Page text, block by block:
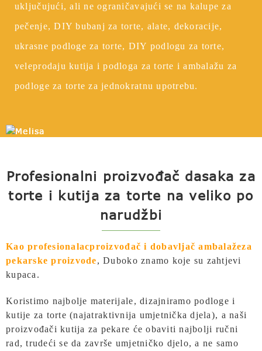
uključujući, ali ne ograničavajući se na kalupe za
pečenje, DIY bubanj za torte, alate, dekoracije,
ukrasne podloge za torte, DIY podlogu za torte,
veleprodaju kutija i podloga za torte i ambalažu za
podloge za torte za jednokratnu upotrebu.
Profesionalni proizvođač dasaka za
torte i kutija za torte na veliko po
narudžbi
Kao profesionalacproizvođač i dobavljač ambalažeza
pekarske proizvode, Duboko znamo koje su zahtjevi
kupaca.
Koristimo najbolje materijale, dizajniramo podloge i
kutije za torte (najatraktivnija umjetnička djela), a naši
proizvođači kutija za pekare će obaviti najbolji ručni
rad, trudeći se da završe umjetničko djelo, a ne samo